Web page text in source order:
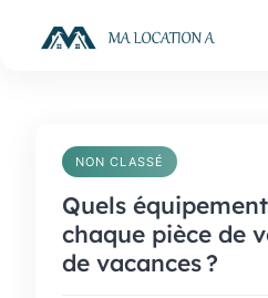
NON CLASSÉ
Quels
chaque pièce de
de vacances ?